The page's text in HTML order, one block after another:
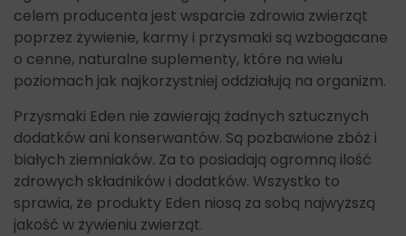
celem producenta jest wsparcie zdrowia zwierząt
poprzez żywienie, karmy i przysmaki są wzbogacane
o cenne, naturalne suplementy, które na wielu
poziomach jak najkorzystniej oddziałują na organizm.
Przysmaki Eden nie zawierają żadnych sztucznych
dodatków ani konserwantów. Są pozbawione zbóż i
białych ziemniaków. Za to posiadają ogromną ilość
zdrowych składników i dodatków. Wszystko to
sprawia, że produkty Eden niosą za sobą najwyższą
jakość w żywieniu zwierząt.